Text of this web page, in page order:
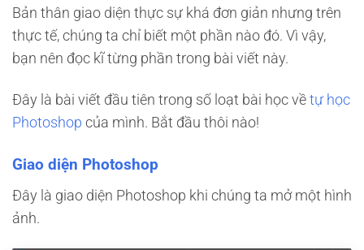
Bản thân giao diện thực sự khá đơn giản nhưng trên
thực tế, chúng ta chỉ biết một phần nào đó. Vì vậy,
bạn nên đọc kĩ từng phần trong bài viết này.
Đây là bài viết đầu tiên trong số loạt bài học về tự học
Photoshop của mình. Bắt đầu thôi nào!
Giao diện Photoshop
Đây là giao diện Photoshop khi chúng ta mở một hình
ảnh.